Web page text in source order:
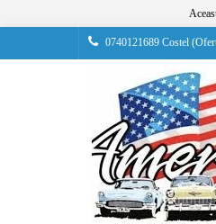
0740121689 Costel